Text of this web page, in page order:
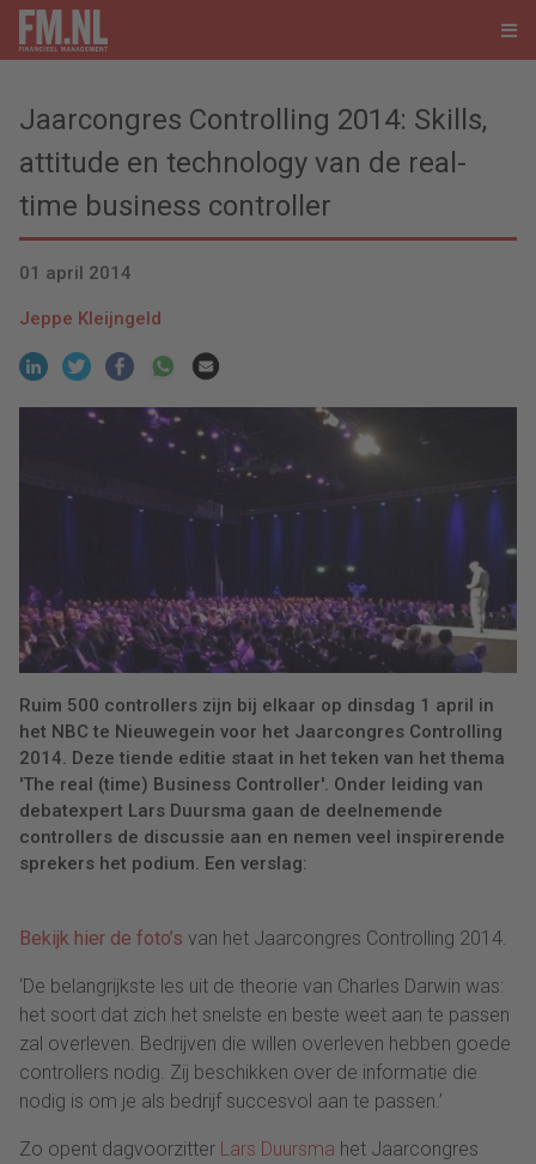
Jaarcongres Controlling 2014: Skills,
attitude en technology van de real-
time business controller
01 april 2014
Jeppe Kleijngeld
Ruim 500 controllers zijn bij elkaar op dinsdag 1 april in
het NBC te Nieuwegein voor het Jaarcongres Controlling
2014. Deze tiende editie staat in het teken van het thema
'The real (time) Business Controller'. Onder leiding van
debatexpert Lars Duursma gaan de deelnemende
controllers de discussie aan en nemen veel inspirerende
sprekers het podium. Een verslag:
Bekijk hier de foto’s van het Jaarcongres Controlling 2014.
‘De belangrijkste les uit de theorie van Charles Darwin was:
het soort dat zich het snelste en beste weet aan te passen
zal overleven. Bedrijven die willen overleven hebben goede
controllers nodig. Zij beschikken over de informatie die
nodig is om je als bedrijf succesvol aan te passen.’
Zo opent dagvoorzitter Lars Duursma het Jaarcongres